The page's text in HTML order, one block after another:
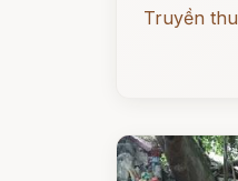
Truyền